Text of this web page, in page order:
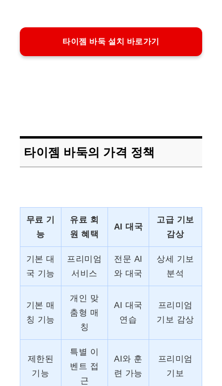
타이젬 바둑 설치 바로가기
타이젬 바둑의 가격 정책
무료 기
능
유료 회
원 혜택
AI 대국
고급 기보
감상
기본 대
국 기능
프리미엄
서비스
전문 AI
와 대국
상세 기보
분석
기본 매
칭 기능
개인 맞
춤형 매
칭
AI 대국
연습
프리미엄
기보 감상
제한된
기능
특별 이
벤트 접
근
AI와 훈
련 가능
프리미엄
기보